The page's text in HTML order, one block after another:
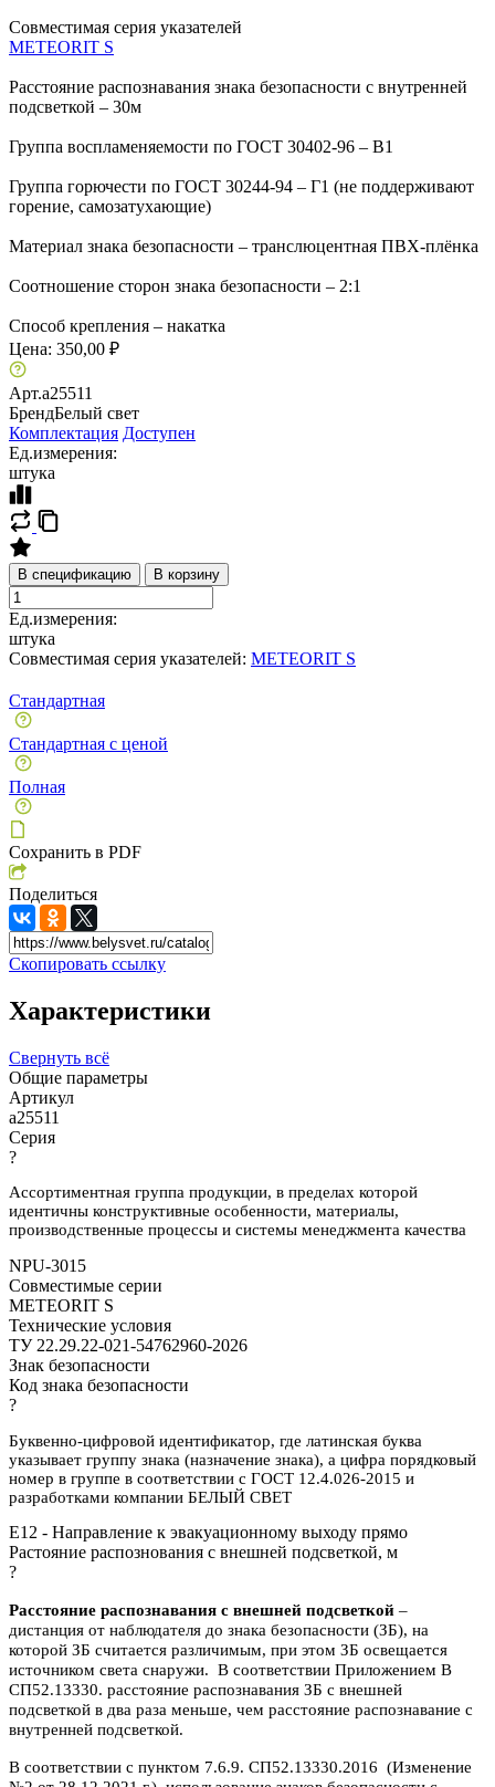
Совместимая серия указателей
METEORIT S
Расстояние распознавания знака безопасности с внутренней
подсветкой – 30м
Группа воспламеняемости по ГОСТ 30402-96 – В1
Группа горючести по ГОСТ 30244-94 – Г1 (не поддерживают
горение, самозатухающие)
Материал знака безопасности – транслюцентная ПВХ-плёнка
Соотношение сторон знака безопасности – 2:1
Способ крепления – накатка
Цена: 350,00 ₽
Арт.a25511
БрендБелый свет
Комплектация Доступен
Ед.измерения:
штука
В спецификацию В корзину
Ед.измерения:
штука
Совместимая серия указателей: METEORIT S
Стандартная
Стандартная с ценой
Полная
Сохранить в PDF
Поделиться
Скопировать ссылку
Характеристики
Свернуть всё
Общие параметры
Артикул
a25511
Серия
?
Ассортиментная группа продукции, в пределах которой
идентичны конструктивные особенности, материалы,
производственные процессы и системы менеджмента качества
NPU-3015
Совместимые серии
METEORIT S
Технические условия
ТУ 22.29.22-021-54762960-2026
Знак безопасности
Код знака безопасности
?
Буквенно-цифровой идентификатор, где латинская буква
указывает группу знака (назначение знака), а цифра порядковый
номер в группе в соответствии с ГОСТ 12.4.026-2015 и
разработками компании БЕЛЫЙ СВЕТ
E12 - Направление к эвакуационному выходу прямо
Растояние распознования с внешней подсветкой, м
?
Расстояние распознавания с внешней подсветкой –
дистанция от наблюдателя до знака безопасности (ЗБ), на
которой ЗБ считается различимым, при этом ЗБ освещается
источником света снаружи. В соответствии Приложением В
СП52.13330. расстояние распознавания ЗБ с внешней
подсветкой в два раза меньше, чем расстояние распознавание с
внутренней подсветкой.
В соответствии с пунктом 7.6.9. СП52.13330.2016 (Изменение